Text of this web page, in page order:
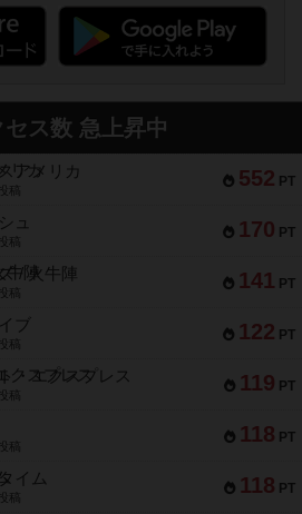
セス数 急上昇中
552 PT
アメリカ
稿
170 PT
ュ
稿
141 PT
/ 火牛陣
稿
122 PT
ブ
稿
119 PT
・エクスプレス
稿
118 PT
稿
118 PT
イム
稿